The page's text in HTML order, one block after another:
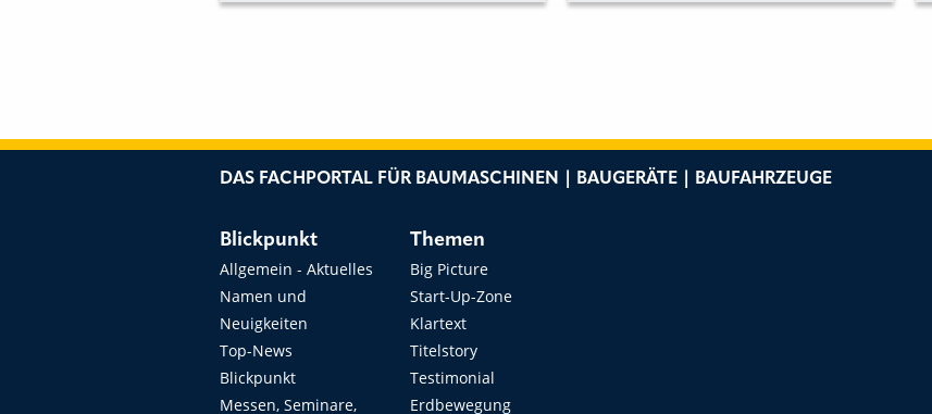
PRÜFSTÜTZPUNKT DER
DAS FACHPORTAL FÜR BAUMASCHINEN | BAUGERÄTE | BAUFAHRZEUGE
Blickpunkt
Allgemein - Aktuelles
Namen und
Neuigkeiten
Top-News
Blickpunkt
Messen, Seminare,
Themen
Big Picture
Start-Up-Zone
Klartext
Titelstory
Testimonial
Erdbewegung